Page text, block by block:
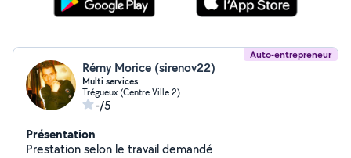
Auto-entrepreneur
Rémy Morice (sirenov22)
Multi services
Trégueux (Centre Ville 2)
-/5
Présentation
Prestation selon le travail demandé